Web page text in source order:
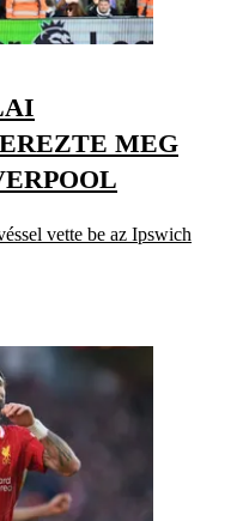
MEG
vette be az Ipswich